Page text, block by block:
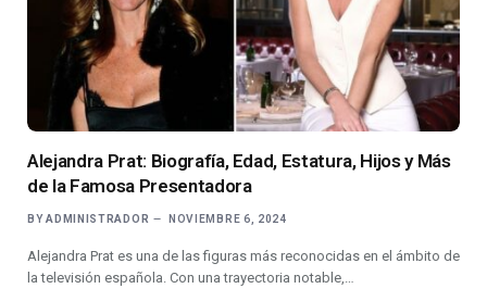
Alejandra Prat: Biografía, Edad, Estatura, Hijos y Más
de la Famosa Presentadora
BY ADMINISTRADOR NOVIEMBRE 6, 2024
Alejandra Prat es una de las figuras más reconocidas en el ámbito de
la televisión española. Con una trayectoria notable,…